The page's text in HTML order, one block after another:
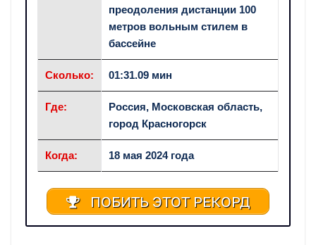
преодоления дистанции 100
метров вольным стилем в
бассейне
Сколько: 01:31.09 мин
Где:
Россия, Московская область,
город Красногорск
Когда: 18 мая 2024 года
ПОБИТЬ ЭТОТ РЕКОРД